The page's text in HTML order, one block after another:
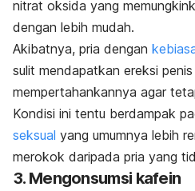
nitrat oksida yang
dengan lebih mudah.
Akibatnya, pria dengan
sulit mendapatkan ereksi
mempertahankannya agar
Kondisi ini tentu berdampak
seksual yang umumnya lebih
merokok daripada pria yang
3. Mengonsumsi kafein